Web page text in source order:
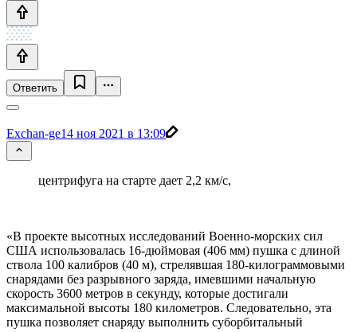
Ответить
Exchan-ge14 ноя 2021 в 13:09
центрифуга на старте дает 2,2 км/c,
«В проекте высотных исследований Военно-морских сил
США использовалась 16-дюймовая (406 мм) пушка с длиной
ствола 100 калибров (40 м), стрелявшая 180-килограммовыми
снарядами без разрывного заряда, имевшими начальную
скорость 3600 метров в секунду, которые достигали
максимальной высоты 180 километров. Следовательно, эта
пушка позволяет снаряду выполнить суборбитальный